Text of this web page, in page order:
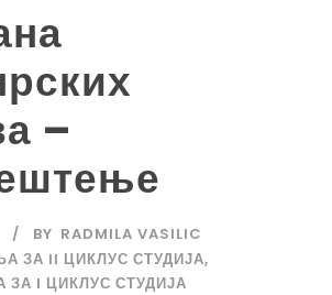
–
BY RADMILA VASILIC
ЗА II ЦИКЛУС СТУДИЈА,
I ЦИКЛУС СТУДИЈА